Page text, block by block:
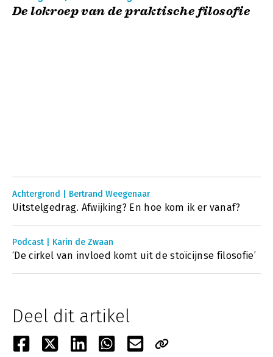
De lokroep van de praktische filosofie
Achtergrond | Bertrand Weegenaar
Uitstelgedrag. Afwijking? En hoe kom ik er vanaf?
Podcast | Karin de Zwaan
‘De cirkel van invloed komt uit de stoïcijnse filosofie’
Deel dit artikel